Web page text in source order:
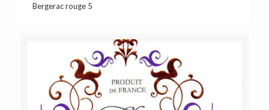
Bergerac rouge 5